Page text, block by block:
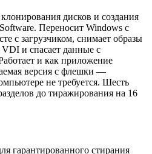
дисков и создания
Переносит Windows с
с загрузчиком, снимает образы
и спасает данные с
и как приложение
версия с флешки —
не требуется. Шесть
до тиражирования на 16
гарантированного стирания